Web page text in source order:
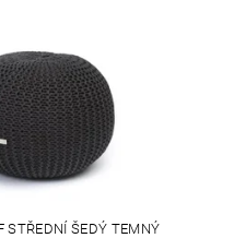
STŘEDNÍ ŠEDÝ TEMNÝ